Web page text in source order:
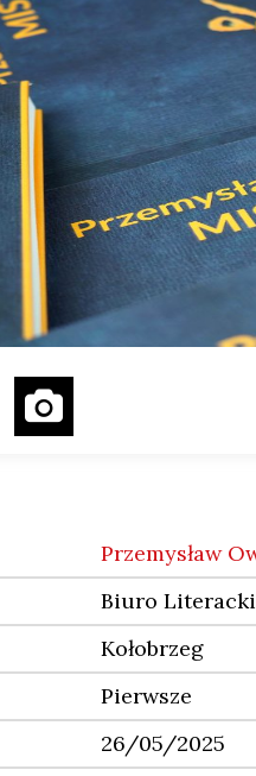
Przemysław
Biuro
Kołobrzeg
Pierwsze
26/05/2025